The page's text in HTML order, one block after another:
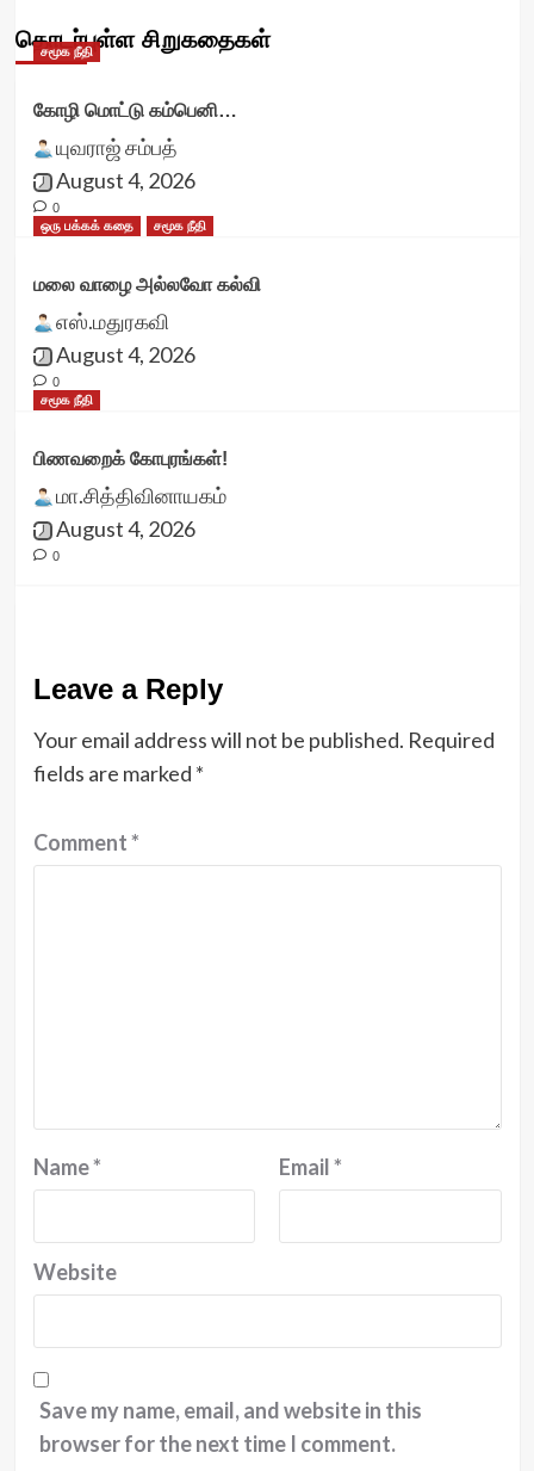
தொடர்புள்ள சிறுகதைகள்
சமூக நீதி
கோழி மொட்டு கம்பெனி…
யுவராஜ் சம்பத்
August 4, 2026
0
ஒரு பக்கக் கதை
சமூக நீதி
மலை வாழை அல்லவோ கல்வி
எஸ்.மதுரகவி
August 4, 2026
0
சமூக நீதி
பிணவறைக் கோபுரங்கள்!
மா.சித்திவினாயகம்
August 4, 2026
0
Leave a Reply
Your email address will not be published. Required
fields are marked *
Comment*
Name* Email*
Website
Save my name, email, and website in this
browser for the next time I comment.